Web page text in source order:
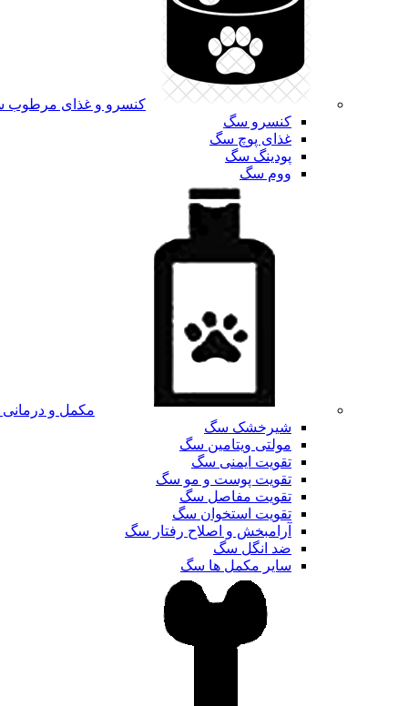
کنسرو و غذای
کنسرو سگ
غذای پوچ سگ
پودینگ سگ
ووم سگ
مکمل و
شیرخشک سگ
مولتی ویتامین سگ
تقویت ایمنی سگ
تقویت پوست و مو سگ
تقویت مفاصل سگ
تقویت استخوان سگ
آرامبخش و اصلاح رفتار سگ
ضد انگل سگ
سایر مکمل ها سگ